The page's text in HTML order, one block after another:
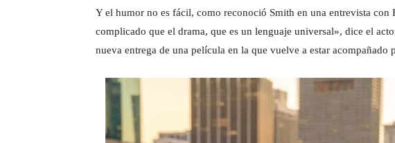
Y el humor no es fácil, como reconoció Smith en una entrevista con
complicado que el drama, que es un lenguaje universal», dice el
nueva entrega de una película en la que vuelve a estar acompañado